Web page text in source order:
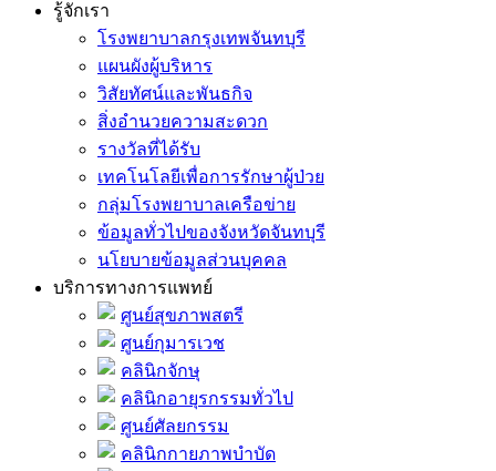
รู้จักเรา
โรงพยาบาลกรุงเทพจันทบุรี
แผนผังผู้บริหาร
วิสัยทัศน์และพันธกิจ
สิ่งอำนวยความสะดวก
รางวัลที่ได้รับ
เทคโนโลยีเพื่อการรักษาผู้ป่วย
กลุ่มโรงพยาบาลเครือข่าย
ข้อมูลทั่วไปของจังหวัดจันทบุรี
นโยบายข้อมูลส่วนบุคคล
บริการทางการแพทย์
ศูนย์สุขภาพสตรี
ศูนย์กุมารเวช
คลินิกจักษุ
คลินิกอายุรกรรมทั่วไป
ศูนย์ศัลยกรรม
คลินิกกายภาพบำบัด